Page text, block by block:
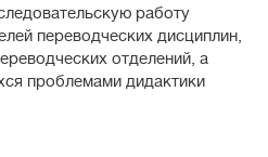
работу
переводческих дисциплин,
отделений, а
проблемами дидактики